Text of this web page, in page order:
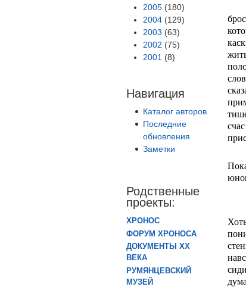
2005 (180)
2004 (129)
2003 (63)
2002 (75)
2001 (8)
Навигация
Каталог авторов
Последние
обновления
Заметки
Родственные
проекты:
ХРОНОС
ФОРУМ ХРОНОСА
ДОКУМЕНТЫ XX
ВЕКА
РУМЯНЦЕВСКИЙ
МУЗЕЙ